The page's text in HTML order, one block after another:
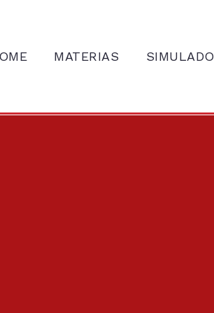
MATERIAS SIMULADO